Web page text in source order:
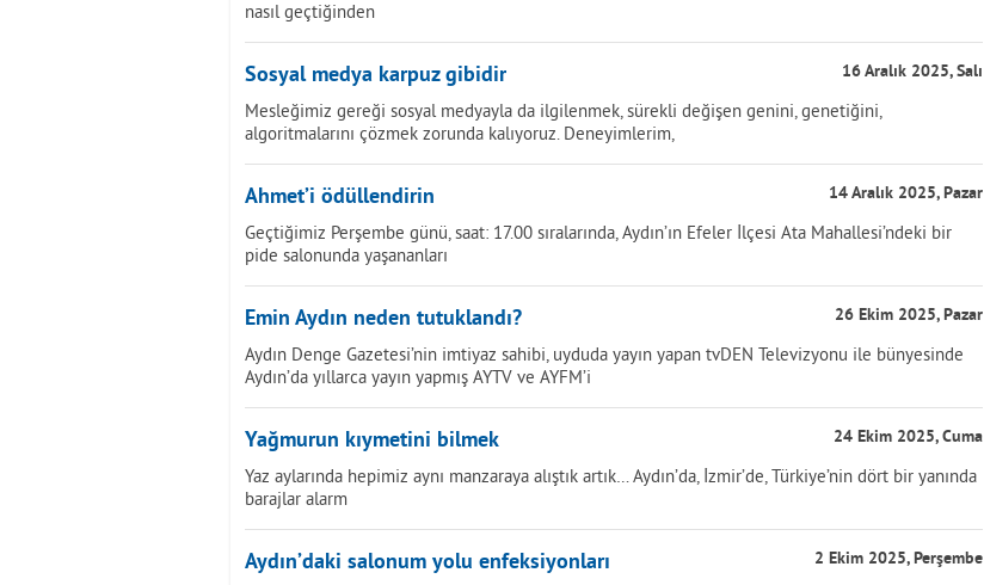
nasıl geçtiğinden
Sosyal medya karpuz gibidir 16 Aralık 2025, Salı
Mesleğimiz gereği sosyal medyayla da ilgilenmek, sürekli değişen genini, genetiğini,
algoritmalarını çözmek zorunda kalıyoruz. Deneyimlerim,
Ahmet’i ödüllendirin 14 Aralık 2025, Pazar
Geçtiğimiz Perşembe günü, saat: 17.00 sıralarında, Aydın’ın Efeler İlçesi Ata Mahallesi’ndeki bir
pide salonunda yaşananları
Emin Aydın neden tutuklandı? 26 Ekim 2025, Pazar
Aydın Denge Gazetesi’nin imtiyaz sahibi, uyduda yayın yapan tvDEN Televizyonu ile bünyesinde
Aydın’da yıllarca yayın yapmış AYTV ve AYFM’i
Yağmurun kıymetini bilmek 24 Ekim 2025, Cuma
Yaz aylarında hepimiz aynı manzaraya alıştık artık… Aydın’da, İzmir’de, Türkiye’nin dört bir yanında
barajlar alarm
Aydın’daki salonum yolu enfeksiyonları 2 Ekim 2025, Perşembe